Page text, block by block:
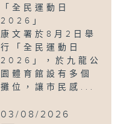
「全民運動日
2026」
康文署於8月2日舉
行「全民運動日
2026」，於九龍公
園體育館設有多個
攤位，讓市民感...
03/08/2026